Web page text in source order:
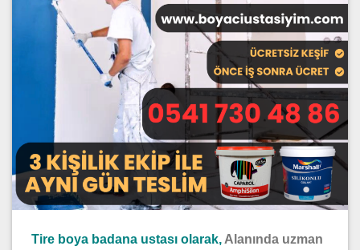
Tire boya badana ustası olarak, Alanında uzman